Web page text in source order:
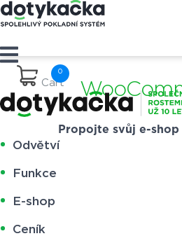
Cart
Odvětví
Funkce
E-shop
Ceník
Propojte svůj e-shop